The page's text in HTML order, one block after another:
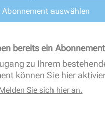
Abonnement auswählen
bereits ein
zu Ihrem
können Sie hier
Sie sich hier an.